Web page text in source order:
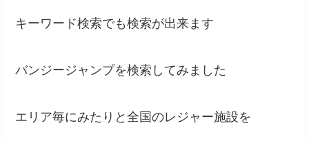
キーワード検索でも検索が出来ます
バンジージャンプを検索してみました
エリア毎にみたりと全国のレジャー施設を